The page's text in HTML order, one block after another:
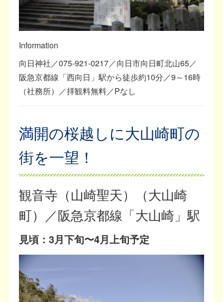
Information
向日神社／075-921-0217／向日市向日町北山65／
阪急京都線「西向日」駅から徒歩約10分／9～16時
（社務所）／拝観料無料／Pなし
満開の桜越しに大山崎町の
街を一望！
観音寺（山崎聖天）（大山崎
町）／阪急京都線「大山崎」駅
見頃：3月下旬〜4月上旬予定